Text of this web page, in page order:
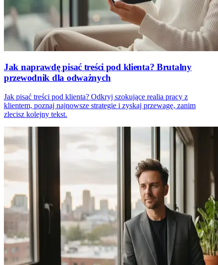
Jak naprawdę pisać treści pod klienta? Brutalny
przewodnik dla odważnych
Jak pisać treści pod klienta? Odkryj szokujące realia pracy z
klientem, poznaj najnowsze strategie i zyskaj przewagę, zanim
zlecisz kolejny tekst.